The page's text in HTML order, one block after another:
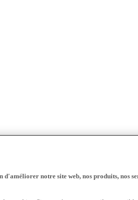
d'améliorer notre site web, nos produits, nos